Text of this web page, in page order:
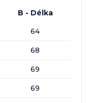
B - Délka
64
68
69
69